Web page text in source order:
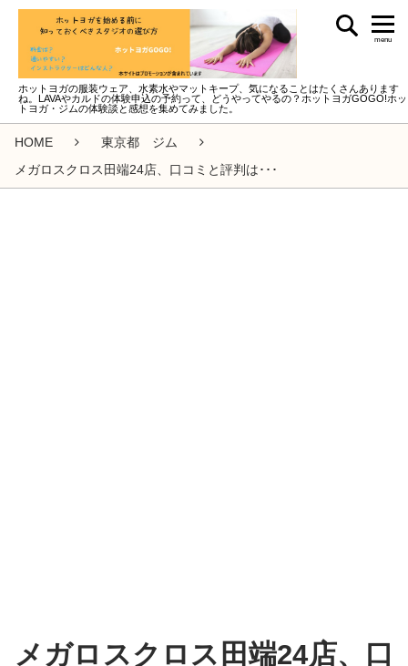
ホットヨガの服装ウェア、水素水やマットキープ、気になることはたくさんあります
ね。LAVAやカルドの体験申込の予約って、どうやってやるの？ホットヨガGOGO!ホッ
トヨガ・ジムの体験談と感想を集めてみました。
menu
HOME
東京都 ジム
メガロスクロス田端24店、口コミと評判は･･･
メガロスクロス田端24店、口